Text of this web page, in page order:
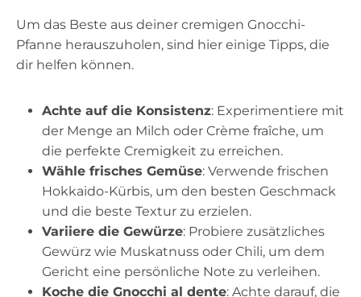
Um das Beste aus deiner cremigen Gnocchi-
Pfanne herauszuholen, sind hier einige Tipps, die
dir helfen können.
Achte auf die Konsistenz: Experimentiere mit
der Menge an Milch oder Crème fraîche, um
die perfekte Cremigkeit zu erreichen.
Wähle frisches Gemüse: Verwende frischen
Hokkaido-Kürbis, um den besten Geschmack
und die beste Textur zu erzielen.
Variiere die Gewürze: Probiere zusätzliches
Gewürz wie Muskatnuss oder Chili, um dem
Gericht eine persönliche Note zu verleihen.
Koche die Gnocchi al dente: Achte darauf, die